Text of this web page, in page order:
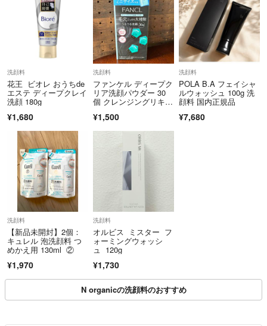
洗顔料
花王 ビオレ おうちde
エステ ディープクレイ
洗顔 180g
¥1,680
洗顔料
ファンケル ディープク
リア洗顔パウダー 30
個 クレンジングリキッ
¥1,500
洗顔料
POLA B.A フェイシャ
ルウォッシュ 100g 洗
顔料 国内正規品
¥7,680
洗顔料
【新品未開封】2個：
キュレル 泡洗顔料 つ
めかえ用 130ml ②
¥1,970
洗顔料
オルビス ミスター フ
ォーミングウォッシ
ュ 120g
¥1,730
N organicの洗顔料のおすすめ